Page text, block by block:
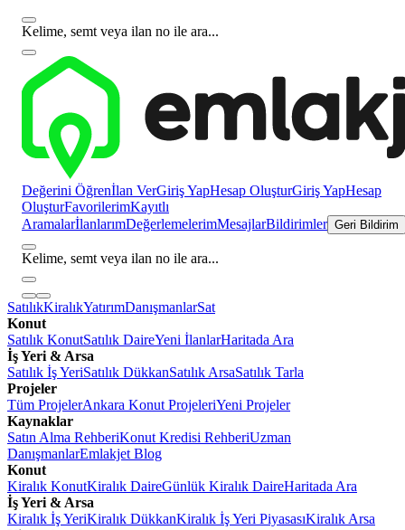
Kelime, semt veya ilan no ile ara...
Değerini Öğrenİlan VerGiriş YapHesap OluşturGiriş YapHesap
OluşturFavorilerimKayıtlı
AramalarİlanlarımDeğerlemelerimMesajlarBildirimler Geri Bildirim
Kelime, semt veya ilan no ile ara...
SatılıkKiralıkYatırımDanışmanlarSat
Konut
Satılık KonutSatılık DaireYeni İlanlarHaritada Ara
İş Yeri & Arsa
Satılık İş YeriSatılık DükkanSatılık ArsaSatılık Tarla
Projeler
Tüm ProjelerAnkara Konut ProjeleriYeni Projeler
Kaynaklar
Satın Alma RehberiKonut Kredisi RehberiUzman
DanışmanlarEmlakjet Blog
Konut
Kiralık KonutKiralık DaireGünlük Kiralık DaireHaritada Ara
İş Yeri & Arsa
Kiralık İş YeriKiralık DükkanKiralık İş Yeri PiyasasıKiralık Arsa